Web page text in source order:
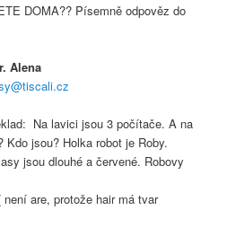
DOMA?? Písemně odpověz do
Alena
Na lavici jsou 3 počítače. A na
jsou? Holka robot je Roby.
jsou dlouhé a červené. Robovy
není are, protože hair má tvar